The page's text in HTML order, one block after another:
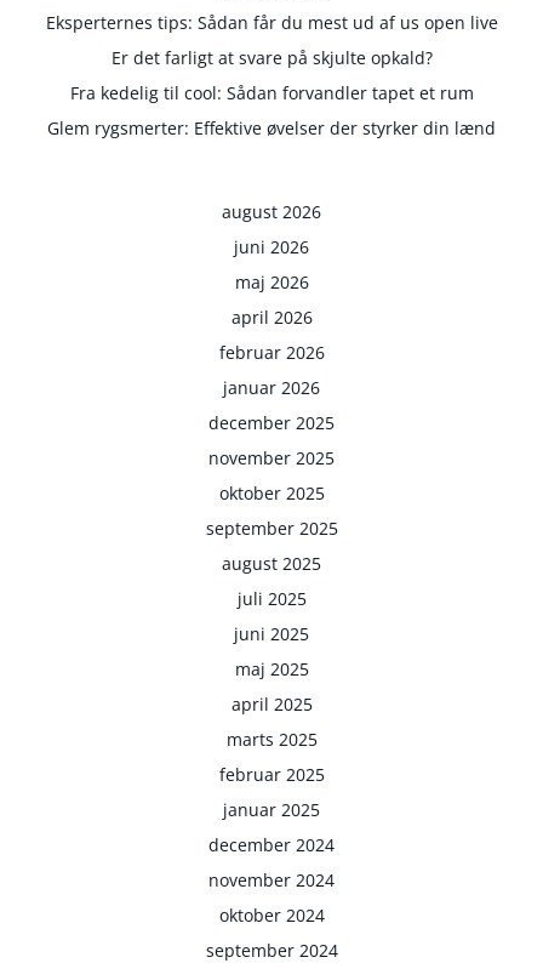
Eksperternes tips: Sådan får du mest ud af us open live
Er det farligt at svare på skjulte opkald?
Fra kedelig til cool: Sådan forvandler tapet et rum
Glem rygsmerter: Effektive øvelser der styrker din lænd
august 2026
juni 2026
maj 2026
april 2026
februar 2026
januar 2026
december 2025
november 2025
oktober 2025
september 2025
august 2025
juli 2025
juni 2025
maj 2025
april 2025
marts 2025
februar 2025
januar 2025
december 2024
november 2024
oktober 2024
september 2024